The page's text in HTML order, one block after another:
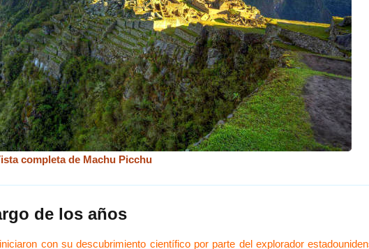
completa de Machu Picchu
de los años
con su descubrimiento científico por parte del explorador